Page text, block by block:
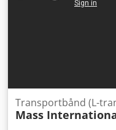
Transportbånd (L-
Mass